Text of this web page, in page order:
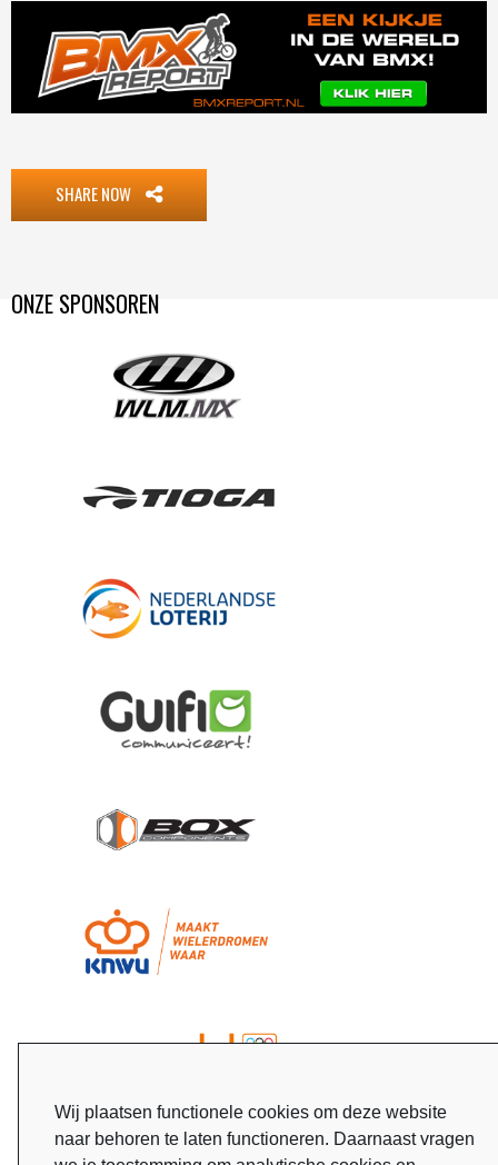
Wij plaatsen functionele cookies om deze website
naar behoren te laten functioneren. Daarnaast vragen
SHARE NOW
ONZE SPONSOREN